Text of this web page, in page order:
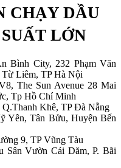
CHẠY DẦU
LỚN
Bình City, 232 Phạm Văn
Liêm, TP Hà Nội
The Sun Avenue 28 Mai
Tp Hồ Chí Minh
Khê, TP Đà Nẵng
Yên, Tân Bửu, Huyện Bến
9, TP Vũng Tàu
Sân Vườn Cái Dăm, P. Bãi